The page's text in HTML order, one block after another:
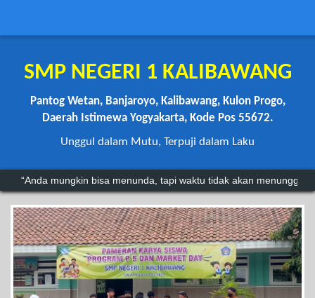
SMP NEGERI 1 KALIBAWANG
Pantog Wetan, Banjaroyo, Kalibawang, Kulon Progo,
Daerah Istimewa Yogyakarta, Kode Pos 55672.
Unggul dalam Mutu, Terpuji dalam Laku
"Kegagalan hanyalah batu loncatan menuju kesuksesan.".~
“Anda mungkin bisa menunda, tapi waktu tidak akan